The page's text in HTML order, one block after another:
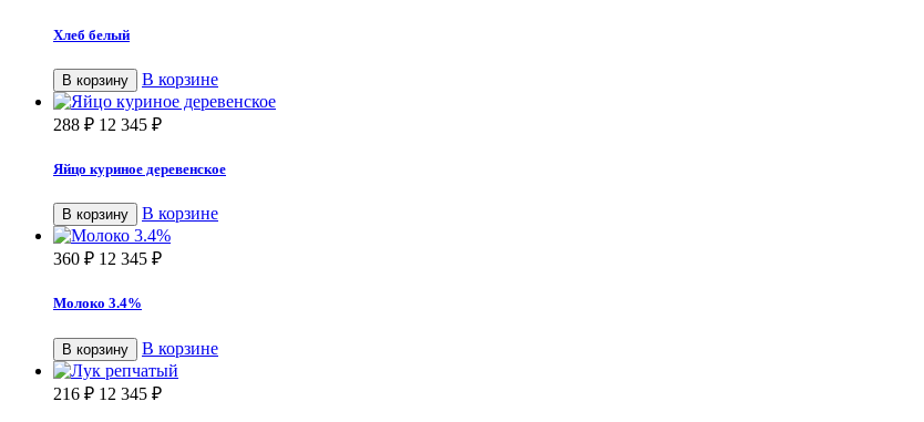
Хлеб белый
В корзину В корзине
288 ₽ 12 345 ₽
Яйцо куриное деревенское
В корзину В корзине
360 ₽ 12 345 ₽
Молоко 3.4%
В корзину В корзине
216 ₽ 12 345 ₽